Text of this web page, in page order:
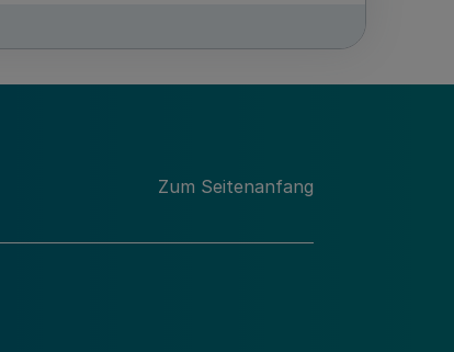
„Mittelstand Innovativ &
Zum Seitenanfang